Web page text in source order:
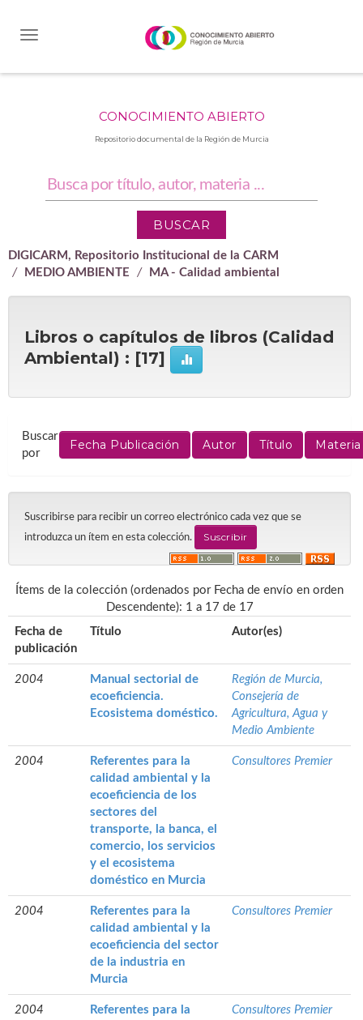
CONOCIMIENTO ABIERTO
Repositorio documental de la Región de Murcia
DIGICARM, Repositorio Institucional de la CARM
MEDIO AMBIENTE
MA - Calidad ambiental
Libros o capítulos de libros (Calidad
Ambiental) : [17]
Buscar
por
Suscribirse para recibir un correo electrónico cada vez que se
introduzca un ítem en esta colección.
Ítems de la colección (ordenados por Fecha de envío en orden
Descendente): 1 a 17 de 17
Fecha de
publicación
Título Autor(es)
2004
Manual sectorial de
ecoeficiencia.
Ecosistema doméstico.
Región de Murcia,
Consejería de
Agricultura, Agua y
Medio Ambiente
2004
Referentes para la
calidad ambiental y la
ecoeficiencia de los
sectores del
transporte, la banca, el
comercio, los servicios
y el ecosistema
doméstico en Murcia
Consultores Premier
2004
Referentes para la
calidad ambiental y la
ecoeficiencia del sector
de la industria en
Murcia
Consultores Premier
2004
Referentes para la
Consultores Premier